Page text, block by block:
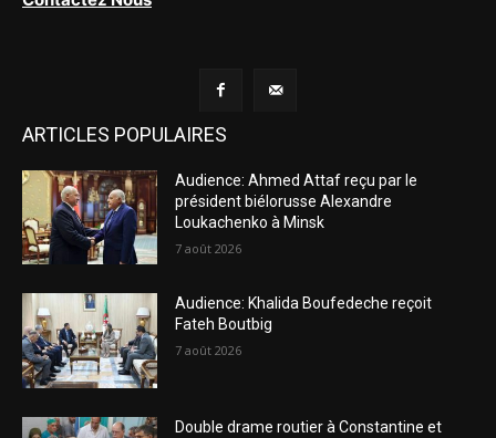
ARTICLES POPULAIRES
Audience: Ahmed Attaf reçu par le
président biélorusse Alexandre
Loukachenko à Minsk
7 août 2026
Audience: Khalida Boufedeche reçoit
Fateh Boutbig
7 août 2026
Double drame routier à Constantine et